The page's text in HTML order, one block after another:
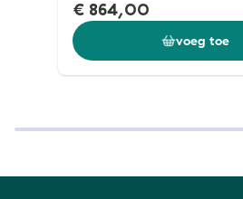
€ 864,00
voeg toe